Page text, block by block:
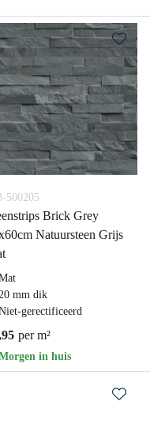
500205
Brick Grey
Natuursteen Grijs
mm dik
gerectificeerd
per m²
in huis